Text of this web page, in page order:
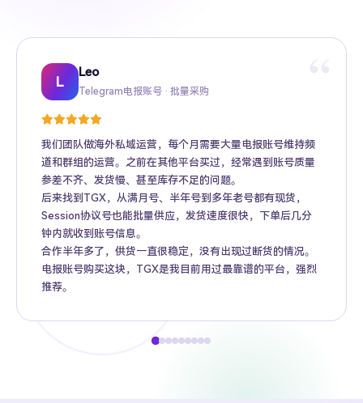
L
Leo
Telegram电报账号 · 批量采购
我们团队做海外私域运营，每个月需要大量电报账号维持频
道和群组的运营。之前在其他平台买过，经常遇到账号质量
参差不齐、发货慢、甚至库存不足的问题。
后来找到TGX，从满月号、半年号到多年老号都有现货，
Session协议号也能批量供应，发货速度很快，下单后几分
钟内就收到账号信息。
合作半年多了，供货一直很稳定，没有出现过断货的情况。
电报账号购买这块，TGX是我目前用过最靠谱的平台，强烈
推荐。
Sarah
Twitter推特高粉号 · Web3项目推广
Kevin
TikTok账号 · 跨境电商矩阵运营
Mike
Facebook广告账号 · 跨境广告投放
Amy
Instagram账号 · 品牌海外推广
Daniel
Gmail账号 · Apple ID · AI工具账号
Jason
YouTube账号 · 内容变现
Wing
Telegram Premium代充 · 个人用户
Richard
海外账号批发 · MCN机构